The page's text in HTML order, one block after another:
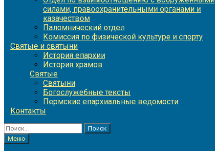
силами, правоохранительными органами и
казачеством
Паломнический отдел
Комиссия по физической культуре и спорту
Святые и святыни
История епархии
История храмов
Святые
Святыни
Богослужебные тексты
Пермские епархиальные ведомости
Контакты
Найти:
Меню